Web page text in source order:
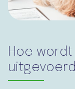
Hoe